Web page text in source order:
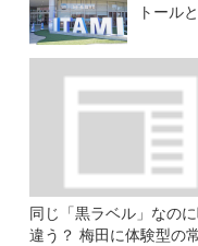
トール
同じ「黒ラベル」なの
違う？ 梅田に体験型の